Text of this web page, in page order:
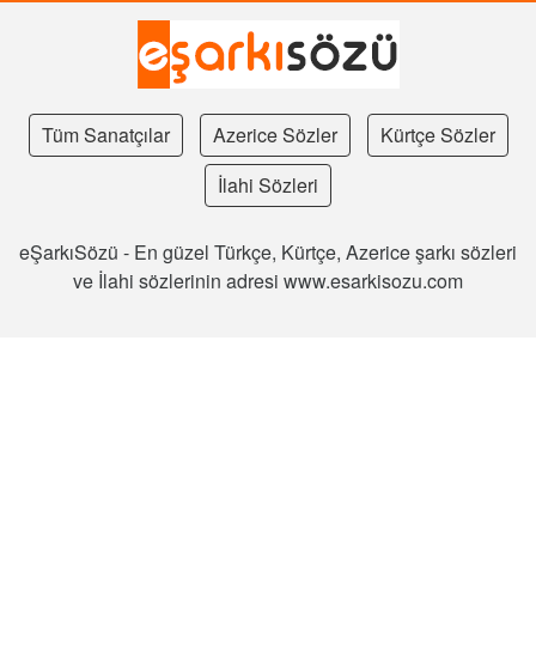
Tüm Sanatçılar Azerice Sözler
Kürtçe Sözler
İlahi Sözleri
eŞarkıSözü - En güzel Türkçe, Kürtçe, Azerice şarkı sözleri
ve İlahi sözlerinin adresi www.esarkisozu.com